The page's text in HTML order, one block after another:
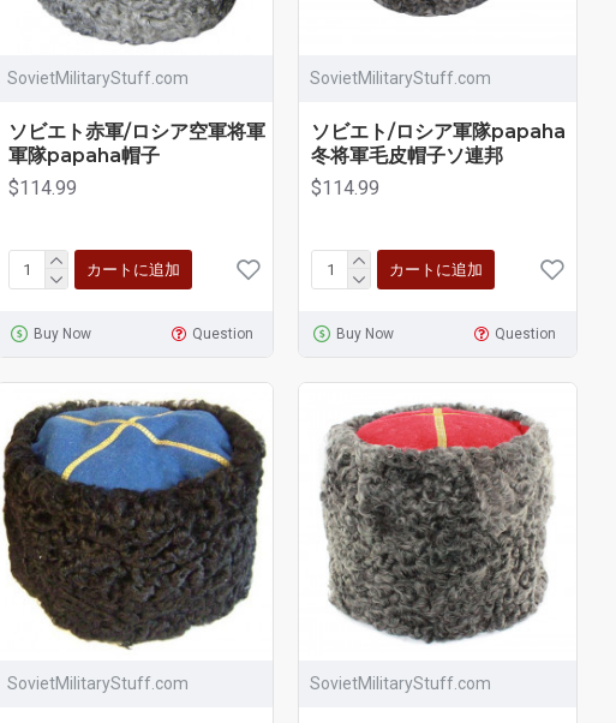
SovietMilitaryStuff.com
ソビエト赤軍/ロシア空軍将軍
軍隊papaha帽子
$114.99
カートに追加
Buy Now Question
SovietMilitaryStuff.com
ソビエト/ロシア軍隊papaha
冬将軍毛皮帽子ソ連邦
$114.99
カートに追加
Buy Now Question
SovietMilitaryStuff.com SovietMilitaryStuff.com